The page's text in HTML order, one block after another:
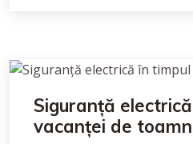
Siguranță
vacanței de